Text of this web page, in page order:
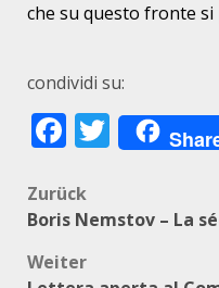
che su questo fronte
condividi su:
Facebook
Zurück
Boris Nemstov – La
Weiter